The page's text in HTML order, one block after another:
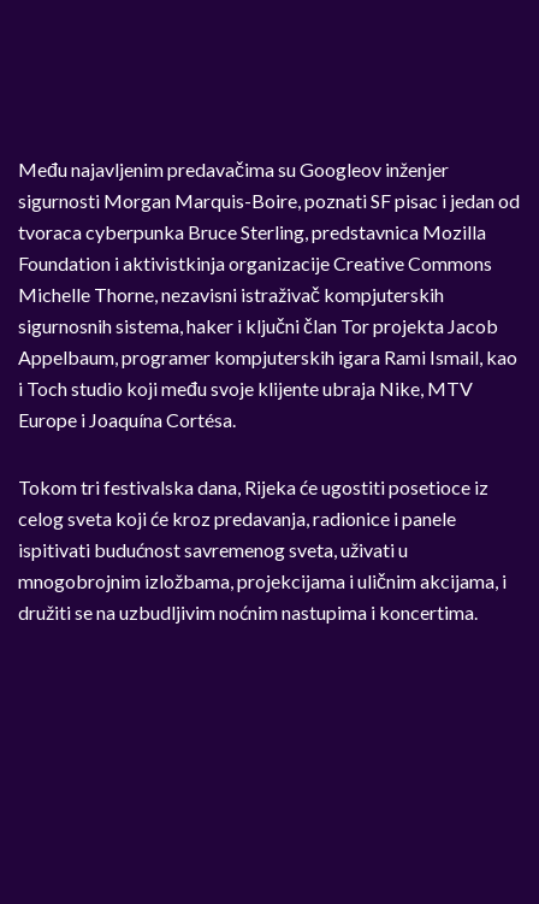
Među najavljenim predavačima su Googleov inženjer
sigurnosti Morgan Marquis-Boire, poznati SF pisac i jedan od
tvoraca cyberpunka Bruce Sterling, predstavnica Mozilla
Foundation i aktivistkinja organizacije Creative Commons
Michelle Thorne, nezavisni istraživač kompjuterskih
sigurnosnih sistema, haker i ključni član Tor projekta Jacob
Appelbaum, programer kompjuterskih igara Rami Ismail, kao
i Toch studio koji među svoje klijente ubraja Nike, MTV
Europe i Joaquína Cortésa.
Tokom tri festivalska dana, Rijeka će ugostiti posetioce iz
celog sveta koji će kroz predavanja, radionice i panele
ispitivati budućnost savremenog sveta, uživati u
mnogobrojnim izložbama, projekcijama i uličnim akcijama, i
družiti se na uzbudljivim noćnim nastupima i koncertima.